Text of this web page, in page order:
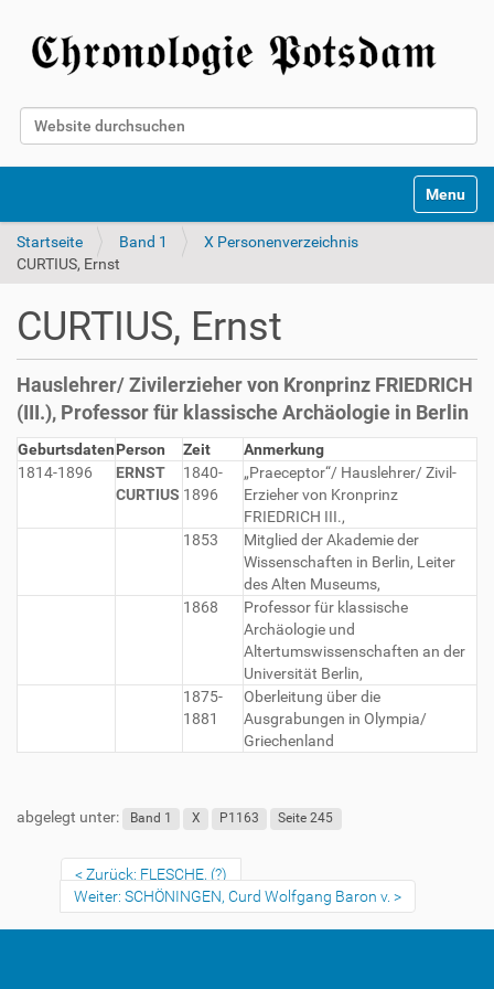
Website durchsuchen
Toggle
Startseite Band 1
X Personenverzeichnis
CURTIUS, Ernst
CURTIUS, Ernst
Hauslehrer/ Zivilerzieher von Kronprinz FRIEDRICH
(III.), Professor für klassische Archäologie in Berlin
GeburtsdatenPerson Zeit
Anmerkung
1814-1896
ERNST
CURTIUS
1840-
1896
„Praeceptor“/ Hauslehrer/ Zivil-
Erzieher von Kronprinz
FRIEDRICH III.,
1853
Mitglied der Akademie der
Wissenschaften in Berlin, Leiter
des Alten Museums,
1868
Professor für klassische
Archäologie und
Altertumswissenschaften an der
Universität Berlin,
1875-
1881
Oberleitung über die
Ausgrabungen in Olympia/
Griechenland
abgelegt unter: Band 1 X P1163 Seite 245
Zurück: FLESCHE, (?)
Weiter: SCHÖNINGEN, Curd Wolfgang Baron v.